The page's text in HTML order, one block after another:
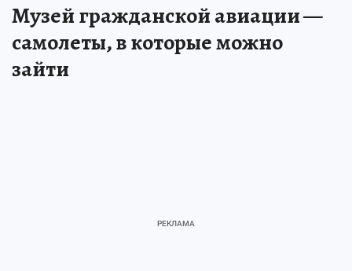
Музей гражданской авиации —
самолеты, в которые можно
зайти